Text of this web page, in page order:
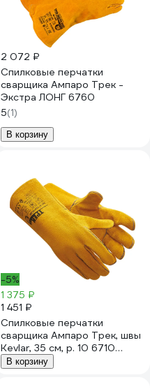
2 072 ₽
Спилковые перчатки
сварщика Ампаро Трек -
Экстра ЛОНГ 6760
5(1)
В корзину
-5%
1 375 ₽
1 451 ₽
Спилковые перчатки
сварщика Ампаро Трек, швы
Kevlar, 35 см, р. 10 6710
(419508)-10
В корзину